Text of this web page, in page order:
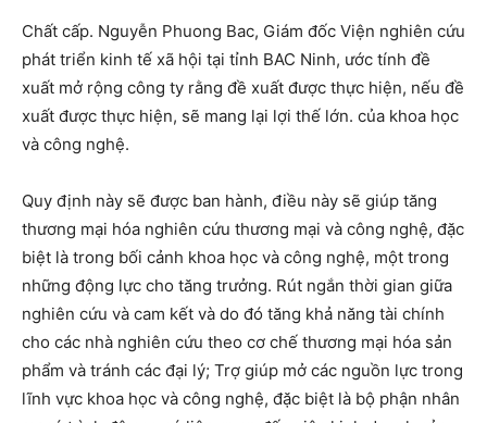
Chất cấp. Nguyễn Phuong Bac, Giám đốc Viện nghiên cứu
phát triển kinh tế xã hội tại tỉnh BAC Ninh, ước tính đề
xuất mở rộng công ty rằng đề xuất được thực hiện, nếu đề
xuất được thực hiện, sẽ mang lại lợi thế lớn. của khoa học
và công nghệ.
Quy định này sẽ được ban hành, điều này sẽ giúp tăng
thương mại hóa nghiên cứu thương mại và công nghệ, đặc
biệt là trong bối cảnh khoa học và công nghệ, một trong
những động lực cho tăng trưởng. Rút ngắn thời gian giữa
nghiên cứu và cam kết và do đó tăng khả năng tài chính
cho các nhà nghiên cứu theo cơ chế thương mại hóa sản
phẩm và tránh các đại lý; Trợ giúp mở các nguồn lực trong
lĩnh vực khoa học và công nghệ, đặc biệt là bộ phận nhân